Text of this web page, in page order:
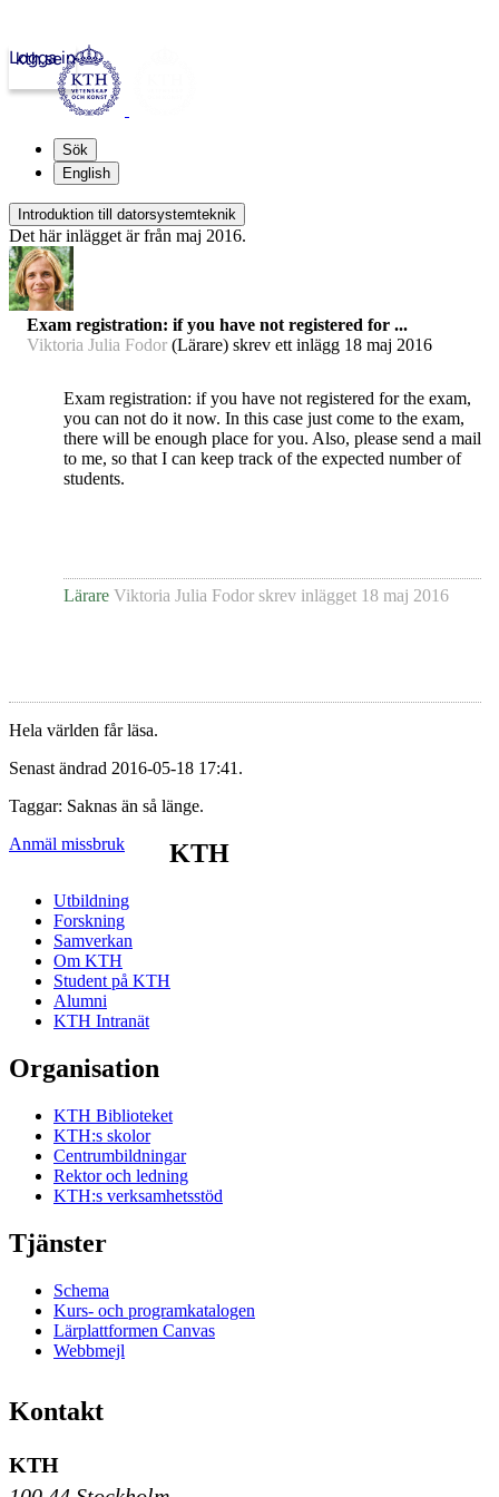
kth.se
Logga in
Sök
English
Introduktion till datorsystemteknik
Det här inlägget är från maj 2016.
Exam registration: if you have not registered for ...
Viktoria Julia Fodor (Lärare) skrev ett inlägg 18 maj 2016
Exam registration: if you have not registered for the exam,
you can not do it now. In this case just come to the exam,
there will be enough place for you. Also, please send a mail
to me, so that I can keep track of the expected number of
students.
Lärare Viktoria Julia Fodor skrev inlägget 18 maj 2016
Hela världen får läsa.
Senast ändrad 2016-05-18 17:41.
Taggar: Saknas än så länge.
Anmäl missbruk
KTH
Utbildning
Forskning
Samverkan
Om KTH
Student på KTH
Alumni
KTH Intranät
Organisation
KTH Biblioteket
KTH:s skolor
Centrumbildningar
Rektor och ledning
KTH:s verksamhetsstöd
Tjänster
Schema
Kurs- och programkatalogen
Lärplattformen Canvas
Webbmejl
Kontakt
KTH